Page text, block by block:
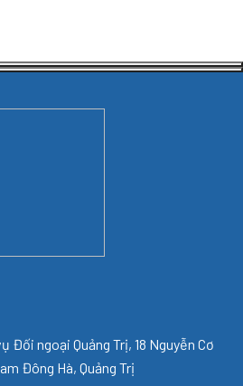
Đối ngoại Quảng Trị, 18 Nguyễn Cơ
Đông Hà, Quảng Trị